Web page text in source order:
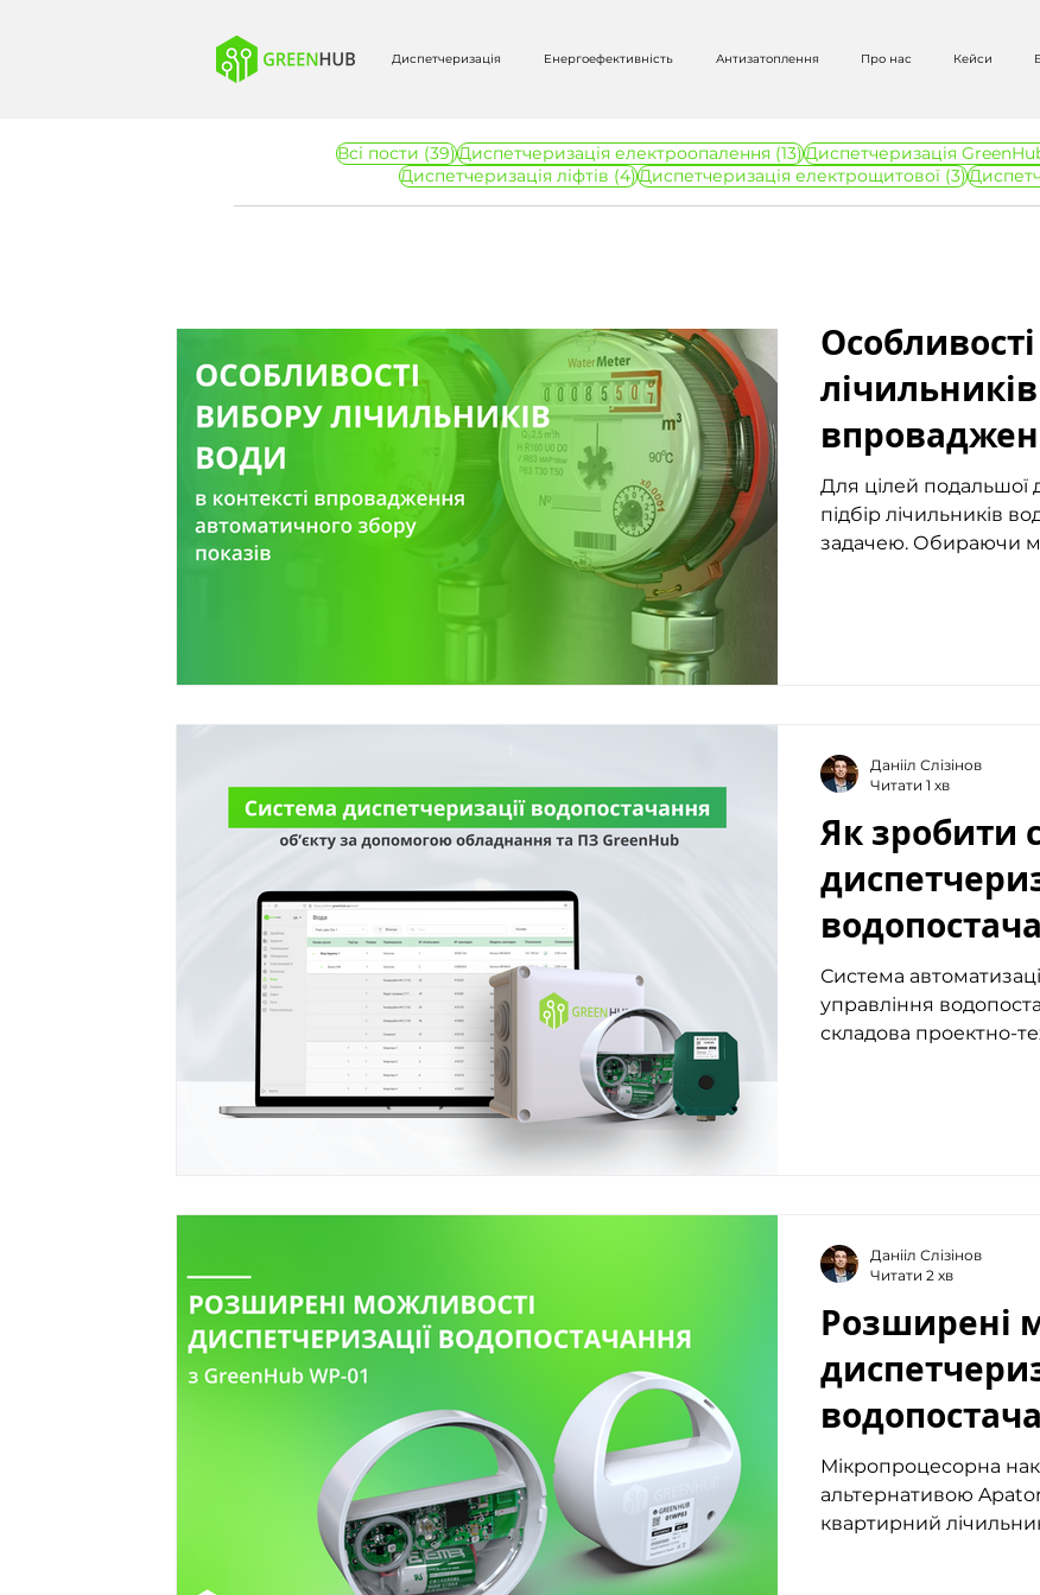
Диспетчеризація Енергоефективність Антизатоплення Про нас Кейси
Всі пости (39)39 постів
Диспетчеризація електроопалення (13)13 постів
Диспетчеризація
Диспетчеризація ліфтів (4)4 пости
Диспетчеризація електрощитової (3)3 пости
збору
Для цілей подальшої
підбір лічильників
задачею. Обираючи
Як зробити
допомогою
GreenHub
Система
управління
складова проектно-
Данііл Слізінов
Читати 1 хв
Розширені
GreenHub
Мікропроцесорна
альтернативою
квартирний
Данііл Слізінов
Читати 2 хв